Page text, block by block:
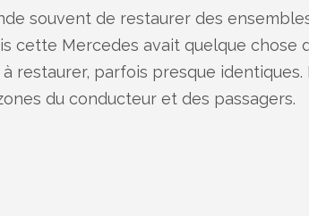
souvent de restaurer des
cette Mercedes avait quelque chose
restaurer, parfois presque identiques.
du conducteur et des passagers.